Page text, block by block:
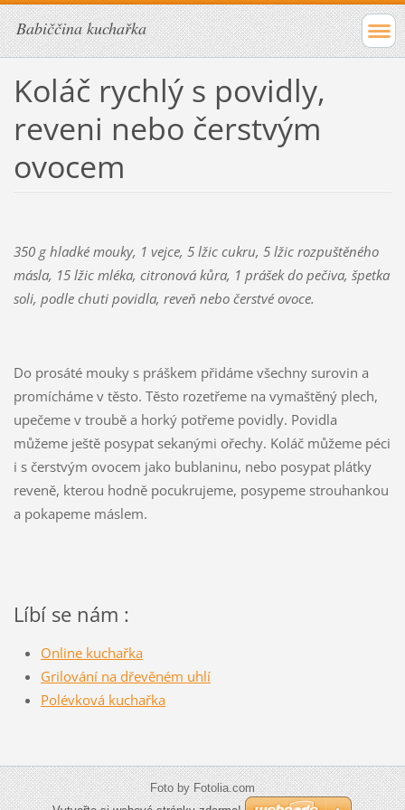
Babiččina kuchařka
Koláč rychlý s povidly,
reveni nebo čerstvým
ovocem
350 g hladké mouky, 1 vejce, 5 lžic cukru, 5 lžic rozpuštěného
másla, 15 lžic mléka, citronová kůra, 1 prášek do pečiva, špetka
soli, podle chuti povidla, reveň nebo čerstvé ovoce.
Do prosáté mouky s práškem přidáme všechny surovin a
promícháme v těsto. Těsto rozetřeme na vymaštěný plech,
upečeme v troubě a horký potřeme povidly. Povidla
můžeme ještě posypat sekanými ořechy. Koláč můžeme péci
i s čerstvým ovocem jako bublaninu, nebo posypat plátky
reveně, kterou hodně pocukrujeme, posypeme strouhankou
a pokapeme máslem.
Líbí se nám :
Online kuchařka
Grilování na dřevěném uhlí
Polévková kuchařka
Foto by Fotolia.com